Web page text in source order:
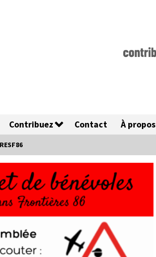
Contribuez Contact À propos